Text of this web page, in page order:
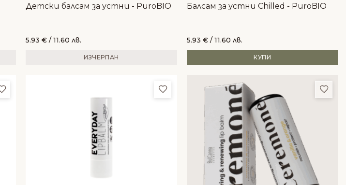
Детски балсам за устни - PuroBIO
5.93 € / 11.60 лв.
ИЗЧЕРПАН
Балсам за устни Chilled - PuroBIO
5.93 € / 11.60 лв.
КУПИ
Добави в любими Добави в любими